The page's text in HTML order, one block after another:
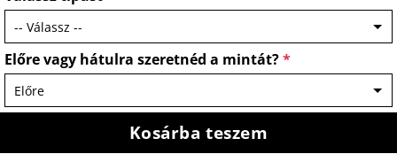
Előre vagy hátulra szeretnéd a mintát?*
Kosárba teszem